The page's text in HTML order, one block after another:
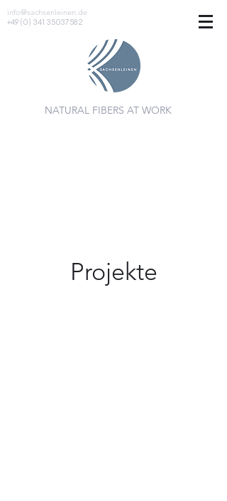
info@sachsenleinen.de
+49 (0) 341 35037582
NATURAL FIBERS AT WORK
Projekte